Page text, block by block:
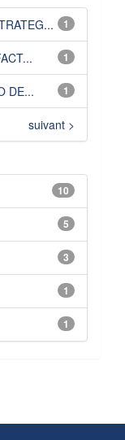
1
1
1
DE...
suivant >
10
5
3
1
1